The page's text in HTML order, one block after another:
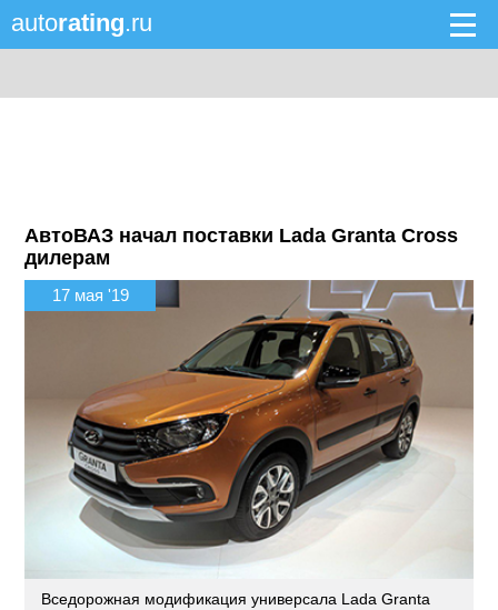
autorating.ru
АвтоВАЗ начал поставки Lada Granta Cross
дилерам
17 мая '19
Вседорожная модификация универсала Lada Granta